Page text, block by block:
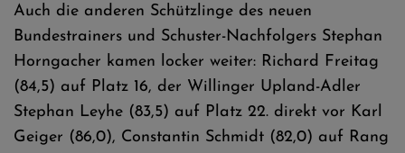
Auch die anderen Schützlinge des neuen
Bundestrainers und Schuster-Nachfolgers Stephan
Horngacher kamen locker weiter: Richard Freitag
(84,5) auf Platz 16, der Willinger Upland-Adler
Stephan Leyhe (83,5) auf Platz 22. direkt vor Karl
Geiger (86,0), Constantin Schmidt (82,0) auf Rang